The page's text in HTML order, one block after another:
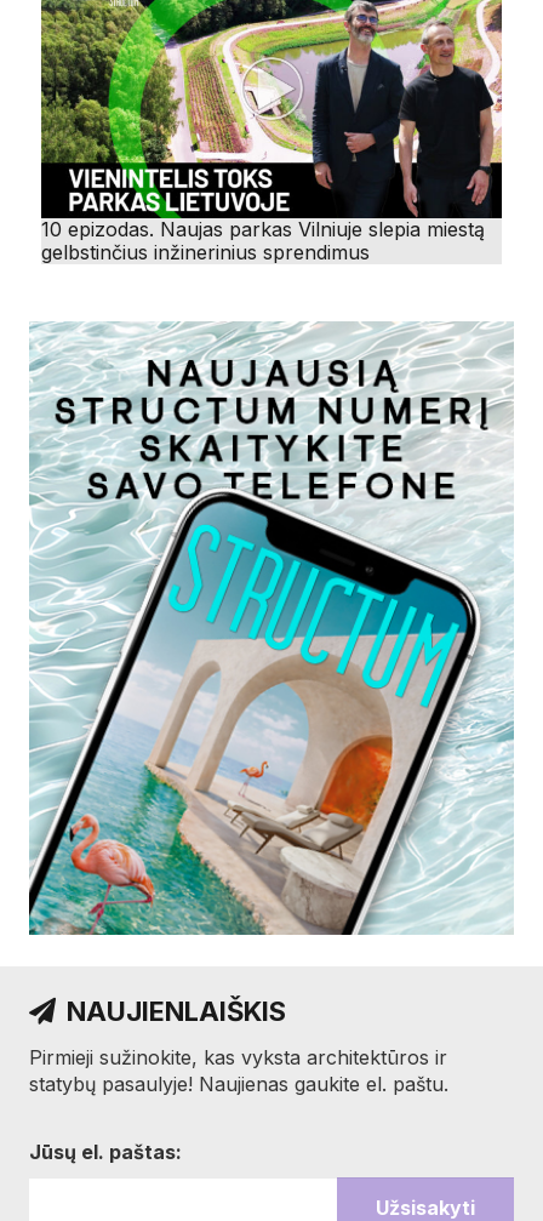
10 epizodas. Naujas parkas Vilniuje slepia miestą
gelbstinčius inžinerinius sprendimus
NAUJIENLAIŠKIS
Pirmieji sužinokite, kas vyksta architektūros ir
statybų pasaulyje! Naujienas gaukite el. paštu.
Jūsų el. paštas: